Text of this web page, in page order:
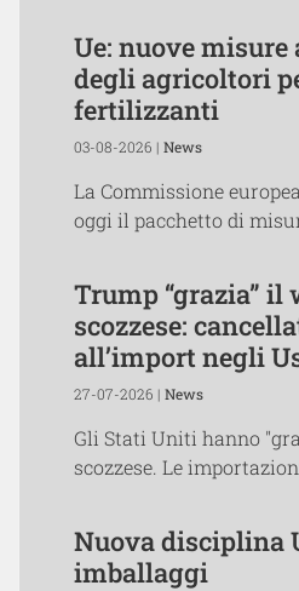
Ue: nuove misure
degli agricoltori
fertilizzanti
03-08-2026 | News
La Commissione
oggi il pacchetto di
Trump “grazia”
scozzese:
all’import negli
27-07-2026 | News
Gli Stati Uniti hanno
scozzese. Le
Nuova disciplina
imballaggi